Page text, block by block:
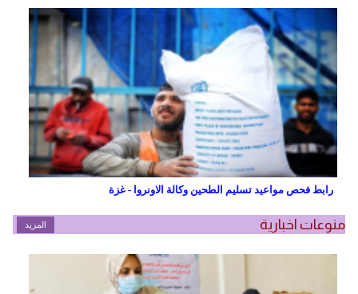
رابط فحص مواعيد تسليم الطحين وكالة الاونروا - غزة
منوعات اخبارية المزيد